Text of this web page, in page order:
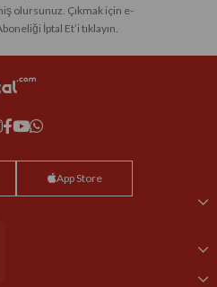
olursunuz. Çıkmak için e-
İptal Et’i tıklayın.
App Store